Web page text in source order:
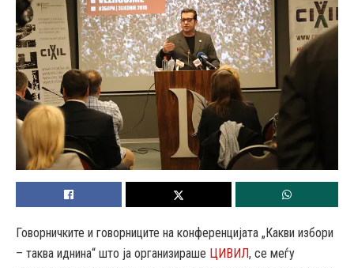
Говорничките и говорниците на конференцијата „Какви избори
– таква иднина“ што ја организираше ЦИВИЛ, се меѓу